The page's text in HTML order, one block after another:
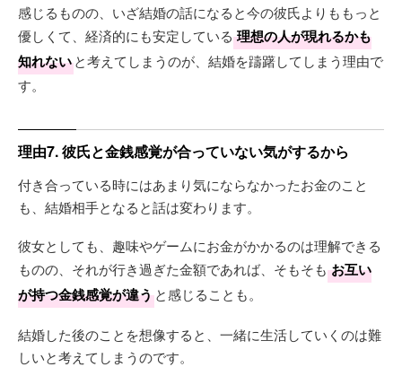
感じるものの、いざ結婚の話になると今の彼氏よりももっと
優しくて、経済的にも安定している 理想の人が現れるかも
知れないと考えてしまうのが、結婚を躊躇してしまう理由で
す。
理由7. 彼氏と金銭感覚が合っていない気がするから
付き合っている時にはあまり気にならなかったお金のこと
も、結婚相手となると話は変わります。
彼女としても、趣味やゲームにお金がかかるのは理解できる
ものの、それが行き過ぎた金額であれば、そもそも お互い
が持つ金銭感覚が違うと感じることも。
結婚した後のことを想像すると、一緒に生活していくのは難
しいと考えてしまうのです。